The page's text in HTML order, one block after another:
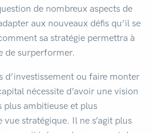
de nombreux aspects de
aux nouveaux défis qu’il se
sa stratégie permettra à
de surperformer.
d’investissement ou faire monter
nécessite d’avoir une vision
ambitieuse et plus
stratégique. Il ne s’agit plus